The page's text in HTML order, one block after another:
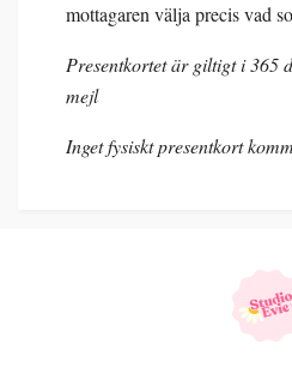
mottagaren välja precis vad
Presentkortet är giltigt i 365
mejl
Inget fysiskt presentkort